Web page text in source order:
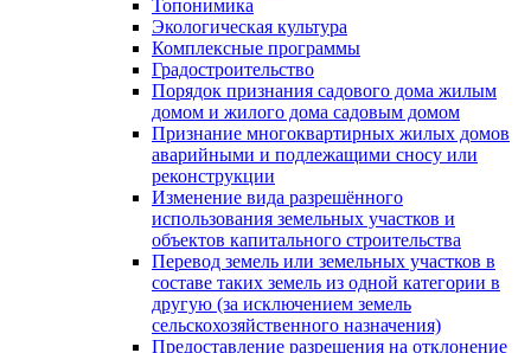
Топонимика
Экологическая культура
Комплексные программы
Градостроительство
Порядок признания садового дома жилым
домом и жилого дома садовым домом
Признание многоквартирных жилых домов
аварийными и подлежащими сносу или
реконструкции
Изменение вида разрешённого
использования земельных участков и
объектов капитального строительства
Перевод земель или земельных участков в
составе таких земель из одной категории в
другую (за исключением земель
сельскохозяйственного назначения)
Предоставление разрешения на отклонение